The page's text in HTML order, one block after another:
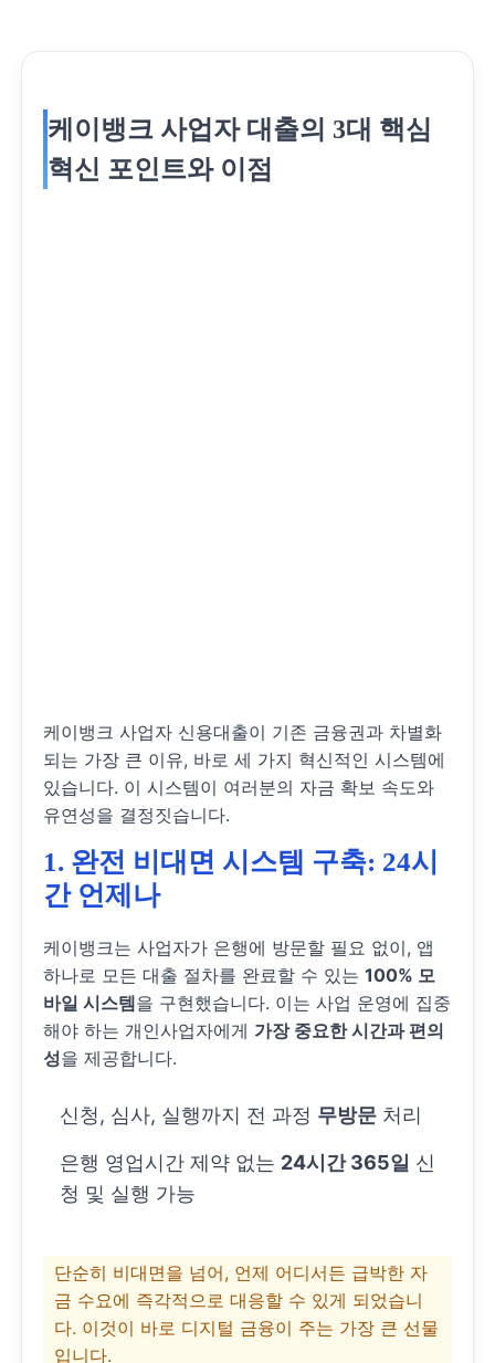
케이뱅크 사업자 대출의 3대 핵심
혁신 포인트와 이점
케이뱅크 사업자 신용대출이 기존 금융권과 차별화
되는 가장 큰 이유, 바로 세 가지 혁신적인 시스템에
있습니다. 이 시스템이 여러분의 자금 확보 속도와
유연성을 결정짓습니다.
1. 완전 비대면 시스템 구축: 24시
간 언제나
케이뱅크는 사업자가 은행에 방문할 필요 없이, 앱
하나로 모든 대출 절차를 완료할 수 있는100% 모
바일 시스템을 구현했습니다. 이는 사업 운영에 집중
해야 하는 개인사업자에게 가장 중요한 시간과 편의
성을 제공합니다.
신청, 심사, 실행까지 전 과정 무방문 처리
은행 영업시간 제약 없는 24시간 365일 신
청 및 실행 가능
단순히 비대면을 넘어, 언제 어디서든 급박한 자
금 수요에 즉각적으로 대응할 수 있게 되었습니
다. 이것이 바로 디지털 금융이 주는 가장 큰 선물
입니다.